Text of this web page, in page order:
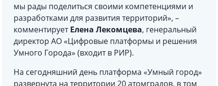
мы рады поделиться своими компетенциями и
разработками для развития территорий», –
комментируетЕлена Лекомцева, генеральный
директор АО «Цифровые платформы и решения
Умного Города» (входит в РИР).
На сегодняшний день платформа «Умный город»
развернута на территории 20 атомградов, в том